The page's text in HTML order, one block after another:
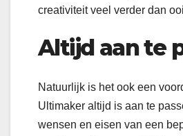
creativiteit veel verder dan
Altijd aan te
Natuurlijk is het ook een
Ultimaker altijd is aan te
wensen en eisen van een